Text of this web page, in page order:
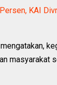
KAI
masyarakat